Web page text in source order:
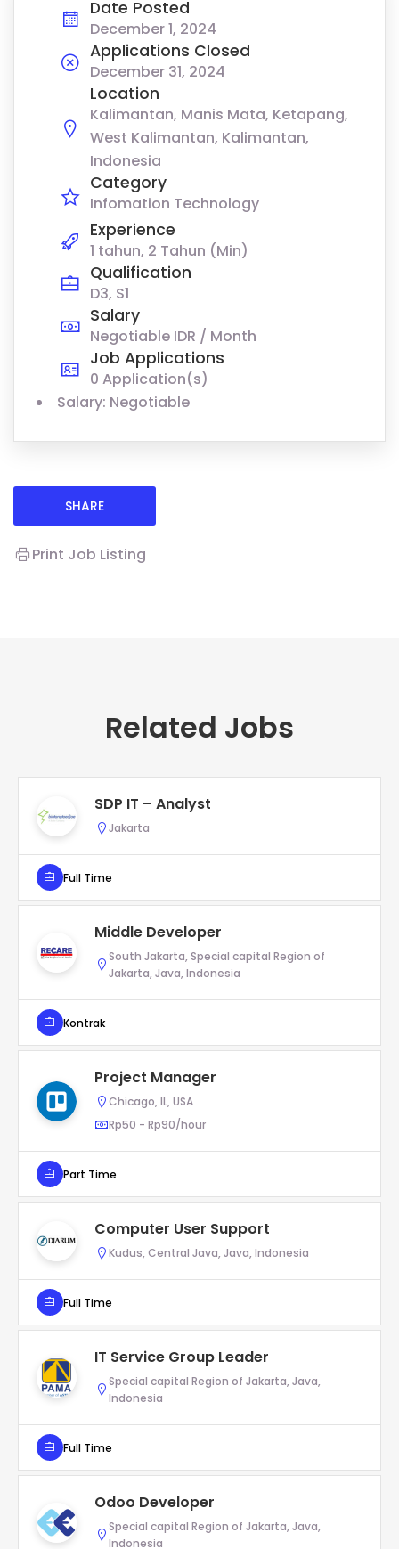
Date Posted
December 1, 2024
Applications Closed
December 31, 2024
Location
Kalimantan, Manis Mata, Ketapang,
West Kalimantan, Kalimantan,
Indonesia
Category
Infomation Technology
Experience
1 tahun, 2 Tahun (Min)
Qualification
D3, S1
Salary
Negotiable IDR / Month
Job Applications
0 Application(s)
Salary: Negotiable
SHARE
Print Job Listing
Related Jobs
SDP IT – Analyst
Jakarta
Full Time
Middle Developer
South Jakarta, Special capital Region of
Jakarta, Java, Indonesia
Kontrak
Project Manager
Chicago, IL, USA
Rp50 - Rp90/hour
Part Time
Computer User Support
Kudus, Central Java, Java, Indonesia
Full Time
IT Service Group Leader
Special capital Region of Jakarta, Java,
Indonesia
Full Time
Odoo Developer
Special capital Region of Jakarta, Java,
Indonesia